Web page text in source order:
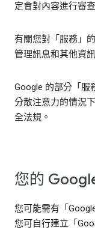
定會對內容進行審
有關您對「服務」
管理訊息和其他資
Google 的部分「服
分散注意力的情況
全法規。
您的
您可能需有「
您可自行建立「